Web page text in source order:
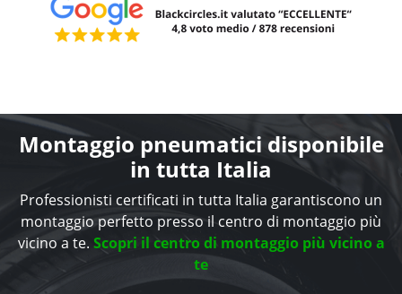
Montaggio pneumatici disponibile
in tutta Italia
Professionisti certificati in tutta Italia garantiscono un
montaggio perfetto presso il centro di montaggio più
vicino a te. Scopri il centro di montaggio più vicino a
te